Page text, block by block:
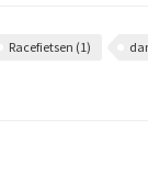
Racefietsen (1)